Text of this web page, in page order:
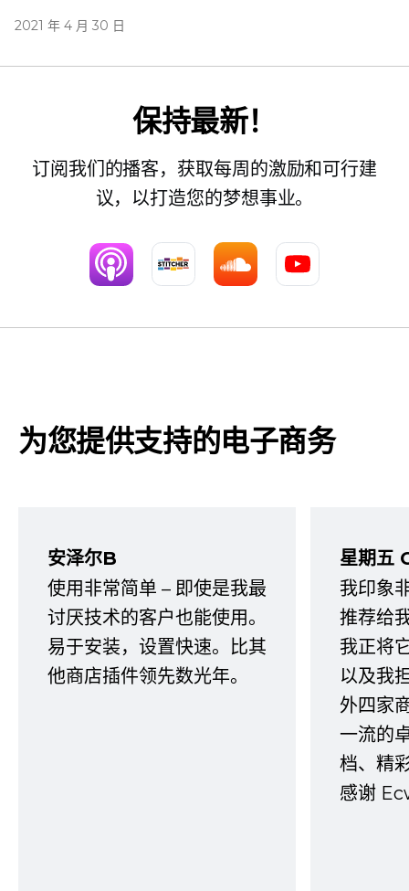
2021 年 4 月 30 日
保持最新！
订阅我们的播客，获取每周的激励和可行建
议，以打造您的梦想事业。
为您提供支持的电子商务
安泽尔B
使用非常简单 – 即使是我最
讨厌技术的客户也能使用。
易于安装，设置快速。比其
他商店插件领先数光年。
星期五
我印象
推荐给
我正将
以及我
外四家
一流的
档、精
感谢